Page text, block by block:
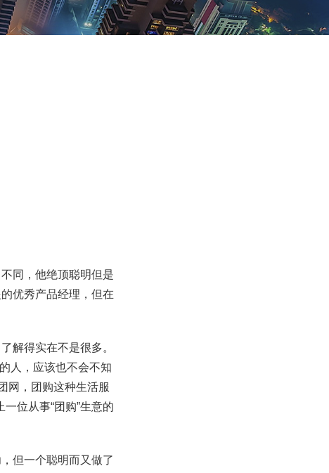
同，他绝顶聪明但是
优秀产品经理，但在
解得实在不是很多。
人，应该也不会不知
网，团购这种生活服
位从事“团购”生意的
但一个聪明而又做了